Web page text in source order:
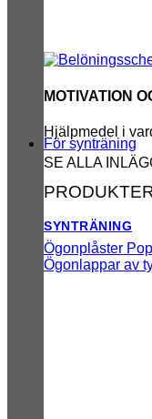
MOTIVATION
Hjälpmedel i
SE ALLA
För synträning
SYNTRÄNING
Ögonplåster
Ögonlappar av